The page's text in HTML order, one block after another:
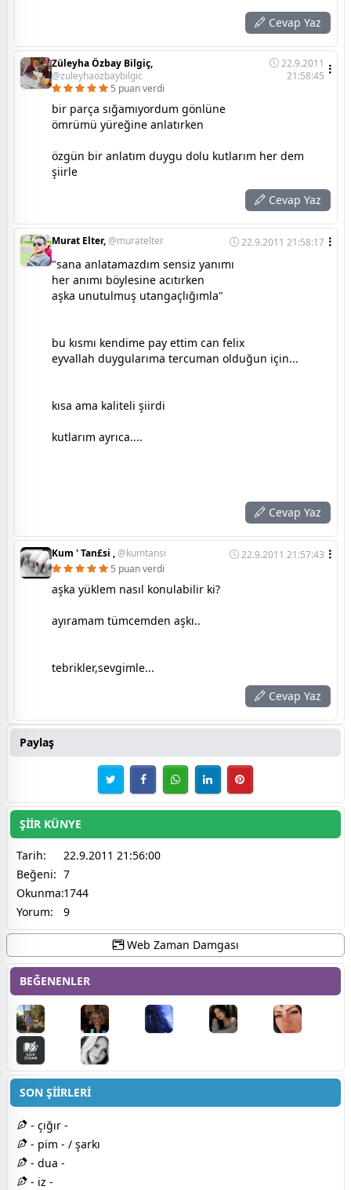
Cevap Yaz
Züleyha Özbay Bilgiç,
@zuleyhaozbaybilgic
22.9.2011
21:58:45
5 puan verdi
bir parça sığamıyordum gönlüne
ömrümü yüreğine anlatırken
özgün bir anlatım duygu dolu kutlarım her dem
şiirle
Cevap Yaz
Murat Elter,@muratelter 22.9.2011 21:58:17
"sana anlatamazdım sensiz yanımı
her anımı böylesine acıtırken
aşka unutulmuş utangaçlığımla"
bu kısmı kendime pay ettim can felix
eyvallah duygularıma tercuman olduğun için...
kısa ama kaliteli şiirdi
kutlarım ayrıca....
Cevap Yaz
Kum ' Tan£si ,@kumtansi
22.9.2011 21:57:43
5 puan verdi
aşka yüklem nasıl konulabilir ki?
ayıramam tümcemden aşkı..
tebrikler,sevgimle...
Cevap Yaz
Paylaş
ŞİİR KÜNYE
Tarih:
22.9.2011 21:56:00
Beğeni: 7
Okunma:1744
Yorum:
9
Web Zaman Damgası
BEĞENENLER
SON ŞİİRLERİ
- çığır -
- pim - / şarkı
- dua -
- iz -